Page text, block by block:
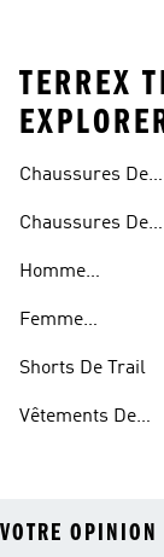
TERREX
Chaussures De
Chaussures De
Imperméables
Homme
Trail
Femme
Trail
Shorts De Trail
Vêtements De
VOTRE